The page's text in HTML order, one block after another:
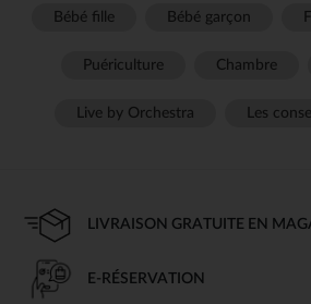
Bébé fille Bébé garçon
Puériculture Chambre
Live by Orchestra Les
LIVRAISON GRATUITE EN
E-RÉSERVATION